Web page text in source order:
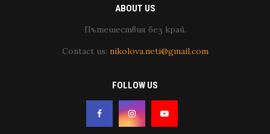
ABOUT US
Пътешествия без край.
Contact us: nikolova.neti@gmail.com
FOLLOW US